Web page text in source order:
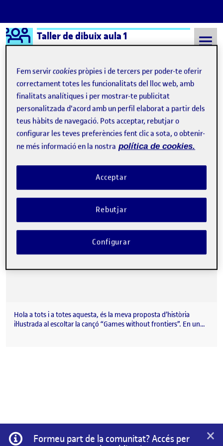
Saltar al contingut
Logo Ágora
Taller de dibuix aula 1
Semestre 20221 - Aula 1 Andrea Grau Miguel
Andrea Grau Miguel
PAC2: dibuixar per explicar.
Publicat per
Andrea Grau Miguel
Data de publicació
-1 comentari
Hola a tots i a totes aquesta, és la meva proposta d’història
il·lustrada al escoltar la cançó “Games without frontiers”. En un…
Informació
Formeu part de la comunitat? Accés per
×
Fem servircookies pròpies i de tercers per poder-te oferir
correctament totes les funcionalitats del lloc web, amb
finalitats analítiques i per mostrar-te publicitat
personalitzada d'acord amb un perfil elaborat a partir dels
teus hàbits de navegació. Pots acceptar, rebutjar o
configurar les teves preferències fent clic a sota, o obtenir-
ne més informació en la nostra política de cookies.
Rebutjar
Acceptar
Configurar